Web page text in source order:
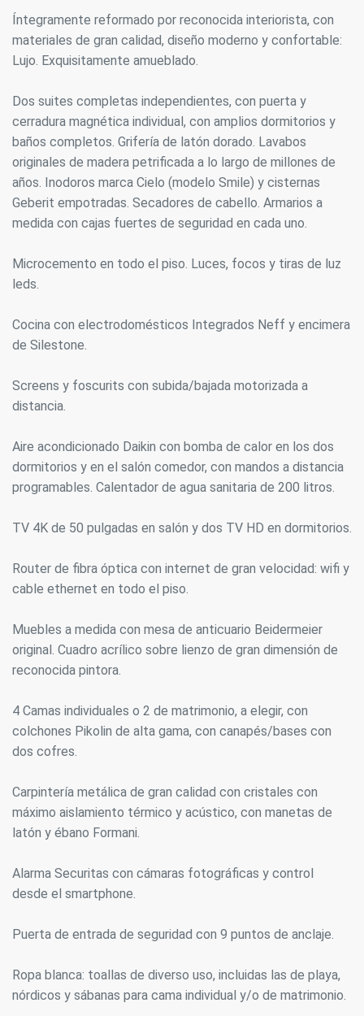
Íntegramente reformado por reconocida interiorista, con
materiales de gran calidad, diseño moderno y confortable:
Lujo. Exquisitamente amueblado.
Dos suites completas independientes, con puerta y
cerradura magnética individual, con amplios dormitorios y
baños completos. Grifería de latón dorado. Lavabos
originales de madera petrificada a lo largo de millones de
años. Inodoros marca Cielo (modelo Smile) y cisternas
Geberit empotradas. Secadores de cabello. Armarios a
medida con cajas fuertes de seguridad en cada uno.
Microcemento en todo el piso. Luces, focos y tiras de luz
leds.
Cocina con electrodomésticos Integrados Neff y encimera
de Silestone.
Screens y foscurits con subida/bajada motorizada a
distancia.
Aire acondicionado Daikin con bomba de calor en los dos
dormitorios y en el salón comedor, con mandos a distancia
programables. Calentador de agua sanitaria de 200 litros.
TV 4K de 50 pulgadas en salón y dos TV HD en dormitorios.
Router de fibra óptica con internet de gran velocidad: wifi y
cable ethernet en todo el piso.
Muebles a medida con mesa de anticuario Beidermeier
original. Cuadro acrílico sobre lienzo de gran dimensión de
reconocida pintora.
4 Camas individuales o 2 de matrimonio, a elegir, con
colchones Pikolin de alta gama, con canapés/bases con
dos cofres.
Carpintería metálica de gran calidad con cristales con
máximo aislamiento térmico y acústico, con manetas de
latón y ébano Formani.
Alarma Securitas con cámaras fotográficas y control
desde el smartphone.
Puerta de entrada de seguridad con 9 puntos de anclaje.
Ropa blanca: toallas de diverso uso, incluidas las de playa,
nórdicos y sábanas para cama individual y/o de matrimonio.
Modificar cookies